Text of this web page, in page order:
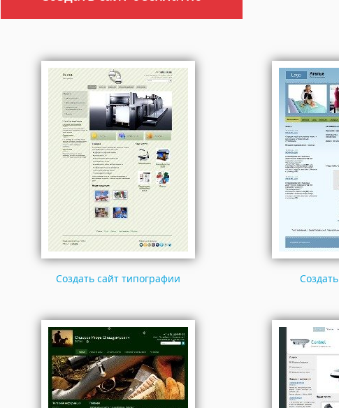
Создать сайт типографии